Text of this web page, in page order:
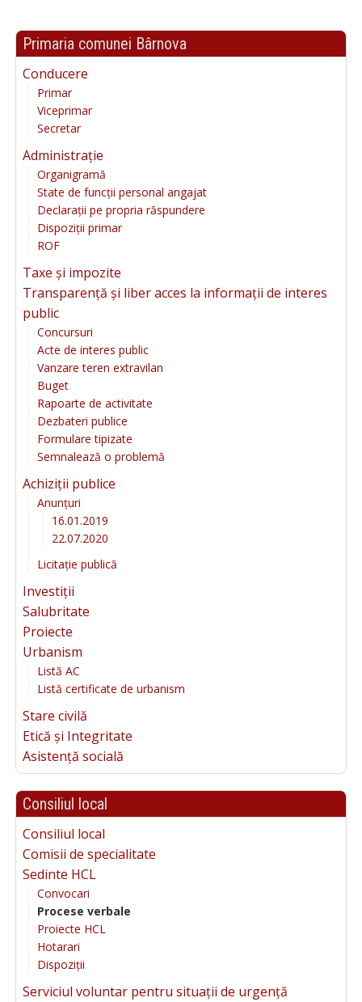
Primaria comunei Bârnova
Conducere
Primar
Viceprimar
Secretar
Administrație
Organigramă
State de funcții personal angajat
Declarații pe propria răspundere
Dispoziții primar
ROF
Taxe și impozite
Transparență și liber acces la informații de interes
public
Concursuri
Acte de interes public
Vanzare teren extravilan
Buget
Rapoarte de activitate
Dezbateri publice
Formulare tipizate
Semnalează o problemă
Achiziții publice
Anunțuri
16.01.2019
22.07.2020
Licitație publică
Investiții
Salubritate
Proiecte
Urbanism
Listă AC
Listă certificate de urbanism
Stare civilă
Etică și Integritate
Asistență socială
Consiliul local
Consiliul local
Comisii de specialitate
Sedinte HCL
Convocari
Procese verbale
Proiecte HCL
Hotarari
Dispoziții
Serviciul voluntar pentru situații de urgență